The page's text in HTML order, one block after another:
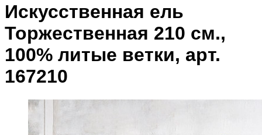
Искусственная ель
Торжественная 210 см.,
100% литые ветки, арт.
167210